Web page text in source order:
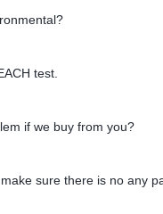
test.
if we buy from you?
sure there is no any